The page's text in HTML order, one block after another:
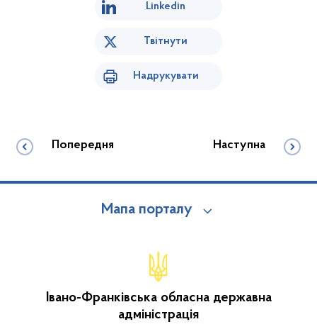
Linkedin
Твітнути
Надрукувати
Попередня Наступна
Мапа порталу
Івано-Франківська обласна державна
адміністрація